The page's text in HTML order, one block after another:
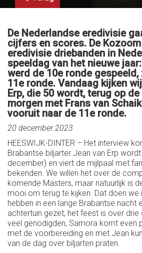
De Nederlandse eredivisie
cijfers en scores. De
eredivisie driebanden in
speeldag van het nieuwe
werd de 10e ronde
11e ronde. Vandaag kijken
Erp, die 50 wordt, terug op
morgen met Frans van
vooruit naar de 11e ronde.
20 december 2023
HEESWIJK-DINTER – Het interview
Brabantse biljarter Jean van Erp
december) en viert de mijlpaal met
bekenden. We willen het over de
komende Masters, maar natuurlijk is
mooi om terug te kijken. Dat doen we
hebben in een lange Brabantse nacht
achtertuin gezet, het feest is over
veel genodigden, Samora komt even
met de voorbereiding en met Jean
van de dag over biljarten praten.